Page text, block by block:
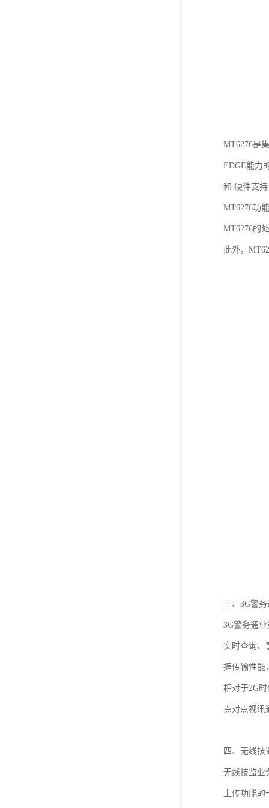
MT6276是
EDGE能力
和 硬件支
MT6276功
MT6276的
此外，
三、3G警
3G警务通
实时查询、
据传输性能
相对于2G
点对点视讯
四、无线
无线技监业
上传功能